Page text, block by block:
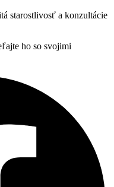
starostlivosť a konzultácie
ho so svojimi